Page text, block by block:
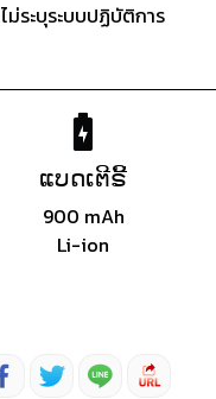
ไม่ระบุระบบปฏิบัติการ
ແບດເຕີຣີ້
900 mAh
Li-ion